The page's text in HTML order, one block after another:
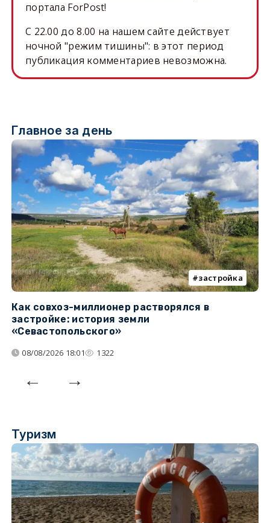
портала ForPost!
C 22.00 до 8.00 на нашем сайте действует
ночной "режим тишины": в этот период
публикация комментариев невозможна.
Главное за день
застройка
Как совхоз-миллионер растворялся в
застройке: история земли
«Севастопольского»
08/08/2026 18:01 1322
Туризм